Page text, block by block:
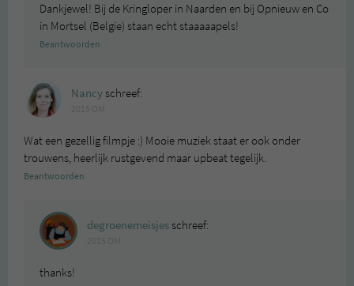
Dankjewel! Bij de Kringloper in Naarden en bij Opnieuw en Co
in Mortsel (Belgie) staan echt staaaaapels!
Beantwoorden
Nancyschreef:
Wat een gezellig filmpje :) Mooie muziek staat er ook onder
trouwens, heerlijk rustgevend maar upbeat tegelijk.
Beantwoorden
degroenemeisjesschreef:
thanks!